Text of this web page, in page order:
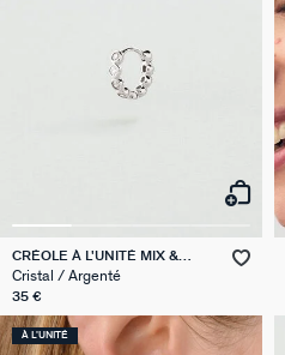
CRÉOLE À L'UNITÉ MIX &
MATCH
Cristal / Argenté
35 €
À L'UNITÉ